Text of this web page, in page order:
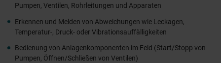
Pumpen, Ventilen, Rohrleitungen und Apparaten
Erkennen und Melden von Abweichungen wie Leckagen,
Temperatur-, Druck- oder Vibrationsauffälligkeiten
Bedienung von Anlagenkomponenten im Feld (Start/Stopp von
Pumpen, Öffnen/Schließen von Ventilen)